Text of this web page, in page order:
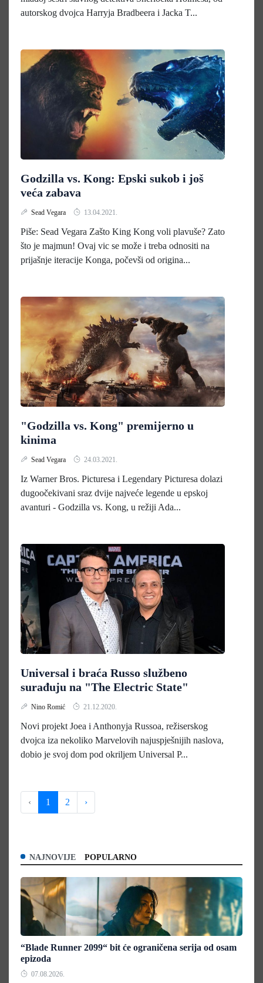
autorskog dvojca Harryja Bradbeera i Jacka T...
Godzilla vs. Kong: Epski sukob i još
veća zabava
Sead Vegara 13.04.2021.
Piše: Sead Vegara Zašto King Kong voli plavuše? Zato
što je majmun! Ovaj vic se može i treba odnositi na
prijašnje iteracije Konga, počevši od origina...
"Godzilla vs. Kong" premijerno u
kinima
Sead Vegara 24.03.2021.
Iz Warner Bros. Picturesa i Legendary Picturesa dolazi
dugoočekivani sraz dvije najveće legende u epskoj
avanturi - Godzilla vs. Kong, u režiji Ada...
Universal i braća Russo službeno
surađuju na "The Electric State"
Nino Romić 21.12.2020.
Novi projekt Joea i Anthonyja Russoa, režiserskog
dvojca iza nekoliko Marvelovih najuspješnijih naslova,
dobio je svoj dom pod okriljem Universal P...
‹ 1 2 ›
NAJNOVIJE POPULARNO
“Blade Runner 2099“ bit će ograničena serija od osam
epizoda
07.08.2026.